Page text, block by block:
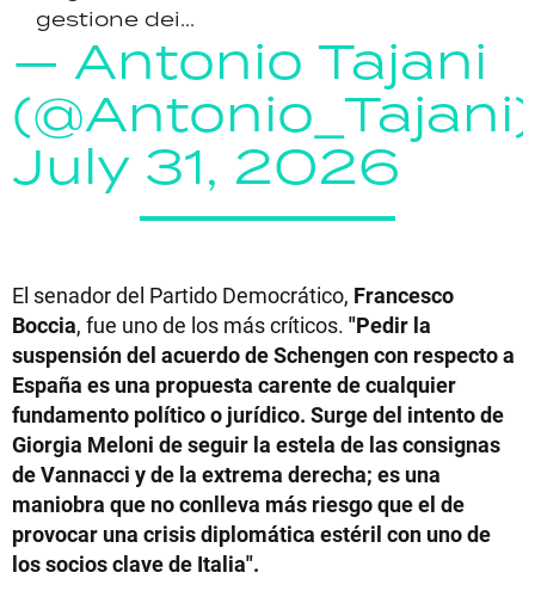
gestione dei...
— Antonio Tajani
(@Antonio_Tajani)
July 31, 2026
El senador del Partido Democrático, Francesco
Boccia, fue uno de los más críticos. "Pedir la
suspensión del acuerdo de Schengen con respecto a
España es una propuesta carente de cualquier
fundamento político o jurídico. Surge del intento de
Giorgia Meloni de seguir la estela de las consignas
de Vannacci y de la extrema derecha; es una
maniobra que no conlleva más riesgo que el de
provocar una crisis diplomática estéril con uno de
los socios clave de Italia".